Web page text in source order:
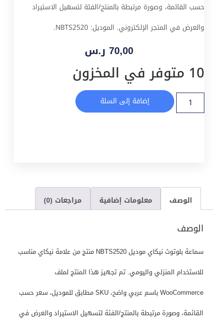
حسب القائمة، وصورة مرتبطة بالمنتج/الفئة لتسهيل الاستيراد
والعرض في المتجر الإلكتروني. الموديل: NBTS2520.
70,00 ر.س
10 متوفر في المخزون
إضافة إلى السلة
الوصف معلومات إضافية مراجعات (0)
الوصف
سماعة بلوتوث نيكاي موديل NBTS2520 منتج من علامة نيكاي مناسب
للاستخدام المنزلي واليومي. تم تجهيز هذا المنتج لملف
WooCommerce باسم عربي واضح، SKU مطابق للموديل، سعر حسب
القائمة، وصورة مرتبطة بالمنتج/الفئة لتسهيل الاستيراد والعرض في